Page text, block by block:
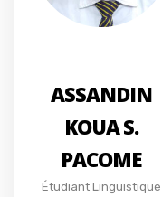
ASSANDIN
KOUA S.
PACOME
Étudiant Linguistique